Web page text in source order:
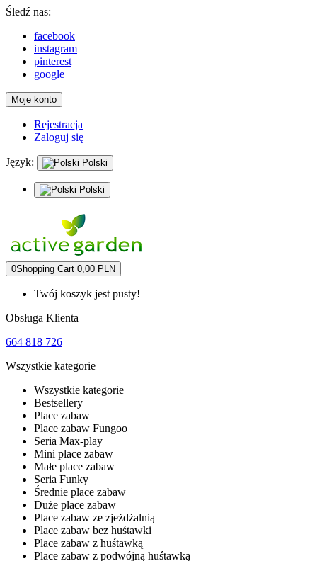
Śledź nas:
facebook
instagram
pinterest
google
Moje konto
Rejestracja
Zaloguj się
Język: Polski
Polski
0Shopping Cart 0,00 PLN
Twój koszyk jest pusty!
Obsługa Klienta
664 818 726
Wszystkie kategorie
Wszystkie kategorie
Bestsellery
Place zabaw
Place zabaw Fungoo
Seria Max-play
Mini place zabaw
Małe place zabaw
Seria Funky
Średnie place zabaw
Duże place zabaw
Place zabaw ze zjeżdżalnią
Place zabaw bez huśtawki
Place zabaw z huśtawką
Place zabaw z podwójną huśtawką